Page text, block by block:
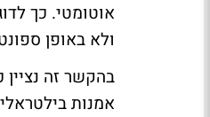
אוטומטי. כך
ולא באופן
בהקשר זה
אמנות